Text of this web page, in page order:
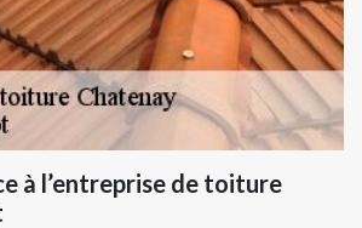
à l’entreprise de toiture